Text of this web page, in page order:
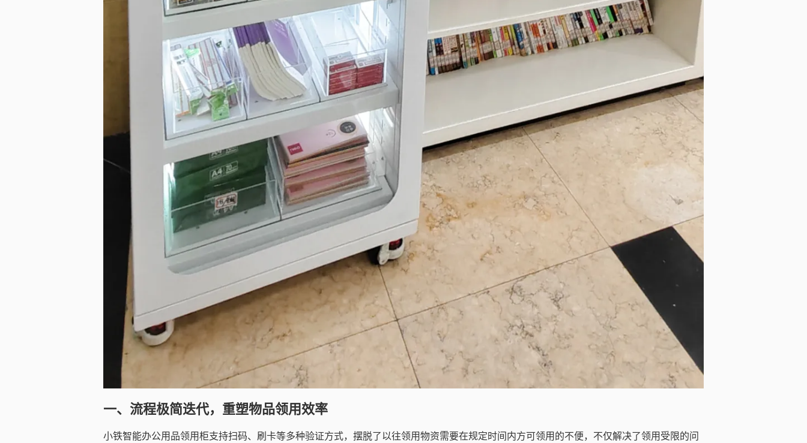
一、流程极简迭代，重塑物品领用效率
小铁智能办公用品领用柜支持扫码、刷卡等多种验证方式，摆脱了以往领用物资需要在规定时间内方可领用的不便，不仅解决了领用受限的问